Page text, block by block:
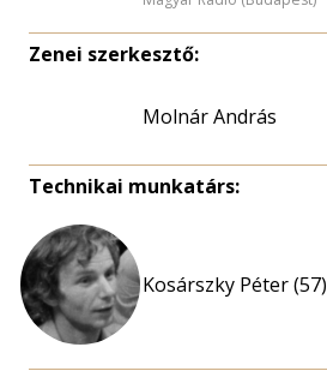
Zenei szerkesztő:
Molnár András
Technikai munkatárs:
Kosárszky Péter (57)